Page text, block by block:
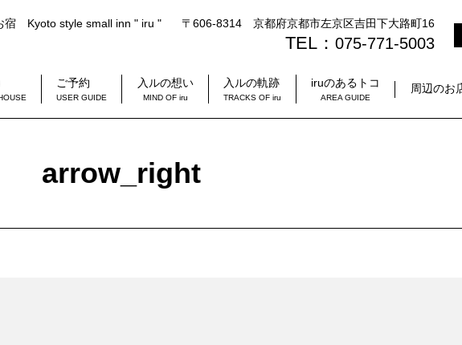
宿 Kyoto style small inn " iru " 〒606-8314 京都府京都市左京区吉田下大路町16
TEL：075-771-5003
ご予約
USER GUIDE
入ルの想い
MIND OF iru
入ルの軌跡
TRACKS OF iru
iruのあるトコ
AREA GUIDE
周辺のお
arrow_right